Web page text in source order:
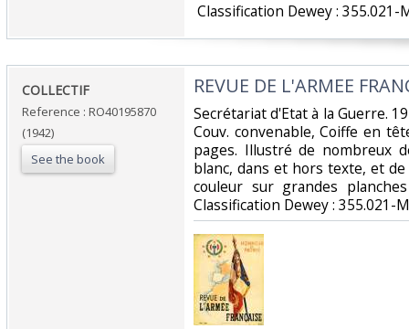
Classification Dewey : 355.021-
‎COLLECTIF‎
Reference : RO40195870
(1942)
See the book
‎REVUE DE L'ARMEE
‎Secrétariat d'Etat à la Guerre.
Couv. convenable, Coiffe en
pages. Illustré de nombreux
blanc, dans et hors texte, et
couleur sur grandes
Classification Dewey : 355.021-